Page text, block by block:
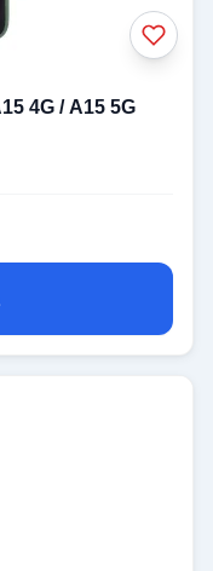
4G / A15 5G